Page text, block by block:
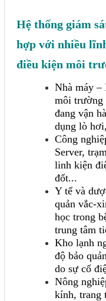
Hệ thống giám
hợp với nhiều
điều kiện môi
Nhà máy –
môi trường
đang vận
dụng lò
Công
Server,
linh kiện
đốt...
Y tế và
quản vắc-
học trong
trung tâm
Kho lạnh
độ bảo
do sự cố
Nông
kính, trang